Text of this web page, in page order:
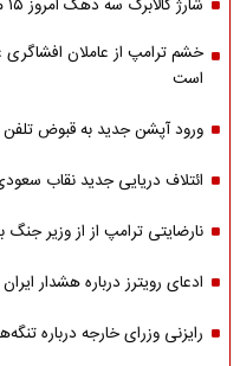
شارژ کالابرگ سه دهک امروز ۱۵ مرداد | تغییرات جدید واریزی های کالابرگ
خشم ترامپ از عاملان افشاگری‌
است
ورود آپشن جدید به قبوض
ائتلاف دریایی جدید نقاب
نارضایتی ترامپ از از وزیر جنگ
ادعای رویترز درباره هشدار
رایزنی وزرای خارجه درباره